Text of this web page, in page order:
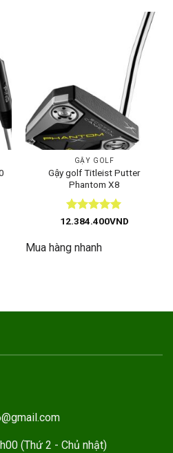
GẬY GOLF
Gậy golf Titleist Putter
Phantom X8
Được xếp
sao
12.384.400VND
Mua hàng nhanh
(Thứ 2 - Chủ nhật)